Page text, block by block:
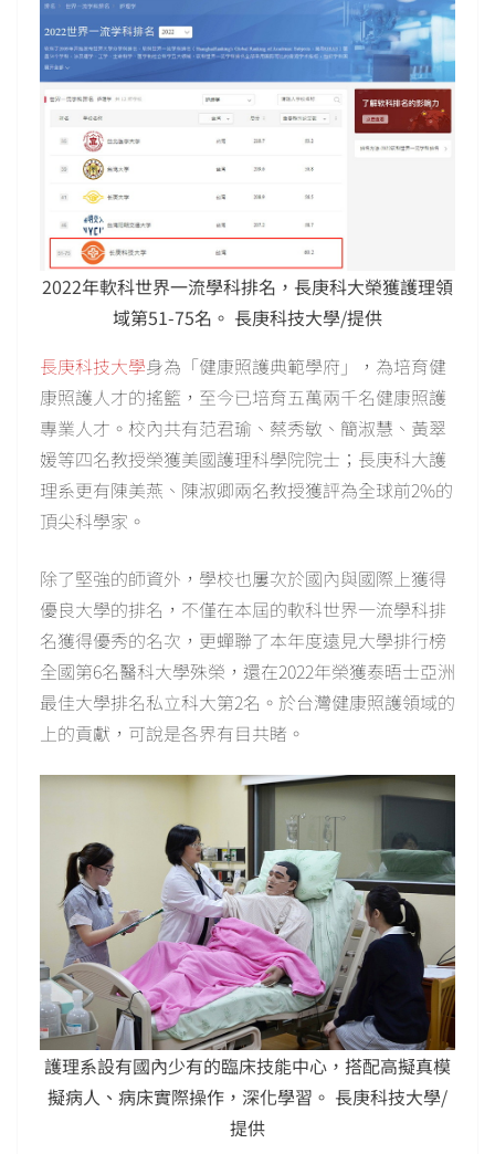
2022年軟科世界一流學科排名，長庚科大榮獲護理領
域第51-75名。 長庚科技大學/提供
長庚科技大學身為「健康照護典範學府」，為培育健
康照護人才的搖籃，至今已培育五萬兩千名健康照護
專業人才。校內共有范君瑜、蔡秀敏、簡淑慧、黃翠
媛等四名教授榮獲美國護理科學院院士；長庚科大護
理系更有陳美燕、陳淑卿兩名教授獲評為全球前2%的
頂尖科學家。
除了堅強的師資外，學校也屢次於國內與國際上獲得
優良大學的排名，不僅在本屆的軟科世界一流學科排
名獲得優秀的名次，更蟬聯了本年度遠見大學排行榜
全國第6名醫科大學殊榮，還在2022年榮獲泰晤士亞洲
最佳大學排名私立科大第2名。於台灣健康照護領域的
上的貢獻，可說是各界有目共睹。
護理系設有國內少有的臨床技能中心，搭配高擬真模
擬病人、病床實際操作，深化學習。 長庚科技大學/
提供